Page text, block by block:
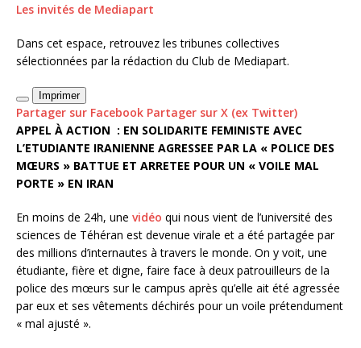
Les invités de Mediapart
Dans cet espace, retrouvez les tribunes collectives
sélectionnées par la rédaction du Club de Mediapart.
Imprimer
Partager sur Facebook Partager sur X (ex Twitter)
APPEL À ACTION : EN SOLIDARITE FEMINISTE AVEC
L’ETUDIANTE IRANIENNE AGRESSEE PAR LA « POLICE DES
MŒURS » BATTUE ET ARRETEE POUR UN « VOILE MAL
PORTE » EN IRAN
En moins de 24h, une vidéo qui nous vient de l’université des
sciences de Téhéran est devenue virale et a été partagée par
des millions d’internautes à travers le monde. On y voit, une
étudiante, fière et digne, faire face à deux patrouilleurs de la
police des mœurs sur le campus après qu’elle ait été agressée
par eux et ses vêtements déchirés pour un voile prétendument
« mal ajusté ».